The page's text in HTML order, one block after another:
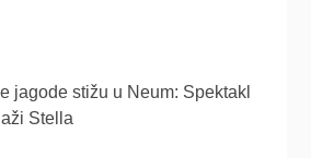
jagode stižu u Neum: Spektakl
Stella